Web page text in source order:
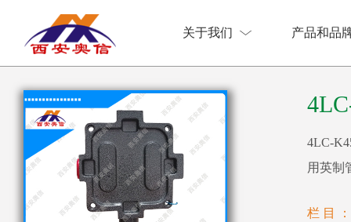
关于我们
关于我们
产品和品
产品和品
4LC-
用英制
栏 目